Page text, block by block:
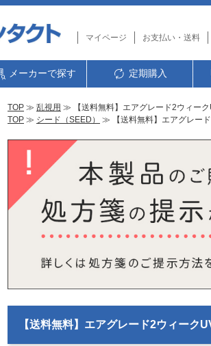
マイページ お支払い・送料
メーカーで探す 定期購入
TOP ≫ 乱視用 ≫ 【送料無料】エアグレード2ウィー
TOP ≫ シード（SEED） ≫ 【送料無料】エアグレー
【送料無料】エアグレード2ウィーク